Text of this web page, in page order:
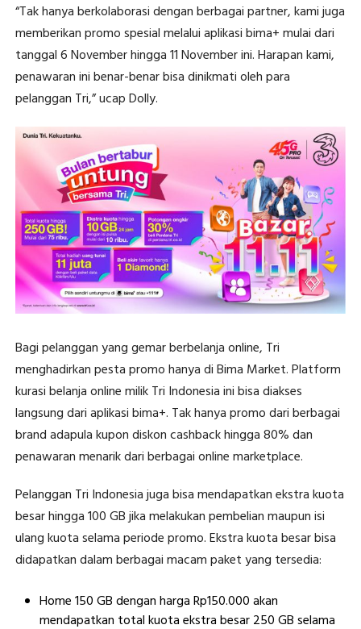
“Tak hanya berkolaborasi dengan berbagai partner, kami juga
memberikan promo spesial melalui aplikasi bima+ mulai dari
tanggal 6 November hingga 11 November ini. Harapan kami,
penawaran ini benar-benar bisa dinikmati oleh para
pelanggan Tri,” ucap Dolly.
Bagi pelanggan yang gemar berbelanja online, Tri
menghadirkan pesta promo hanya di Bima Market. Platform
kurasi belanja online milik Tri Indonesia ini bisa diakses
langsung dari aplikasi bima+. Tak hanya promo dari berbagai
brand adapula kupon diskon cashback hingga 80% dan
penawaran menarik dari berbagai online marketplace.
Pelanggan Tri Indonesia juga bisa mendapatkan ekstra kuota
besar hingga 100 GB jika melakukan pembelian maupun isi
ulang kuota selama periode promo. Ekstra kuota besar bisa
didapatkan dalam berbagai macam paket yang tersedia:
Home 150 GB dengan harga Rp150.000 akan
mendapatkan total kuota ekstra besar 250 GB selama